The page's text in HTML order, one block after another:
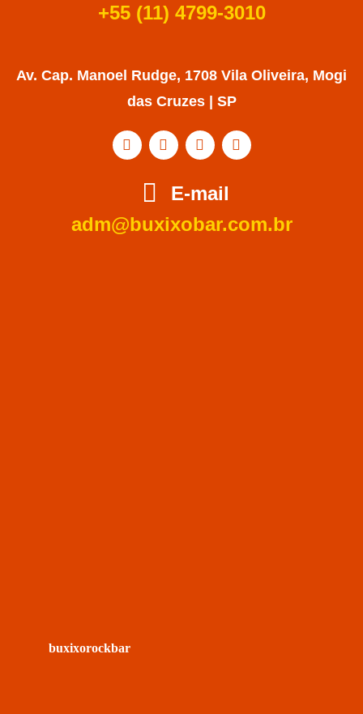
+55 (11) 4799-3010
Av. Cap. Manoel Rudge, 1708 Vila Oliveira, Mogi
das Cruzes | SP
E-mail
adm@buxixobar.com.br
buxixorockbar